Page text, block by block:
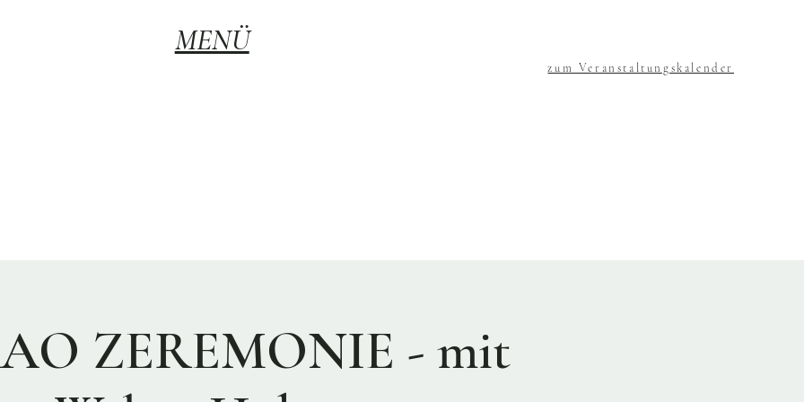
MENÜ
zum Veranstaltungskalender
ZEREMONIE - mit